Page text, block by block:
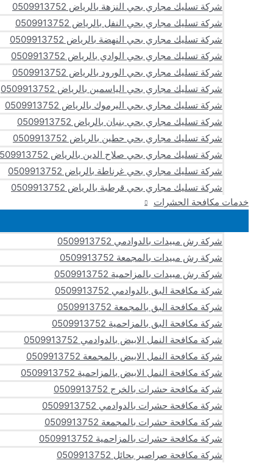
شركة تسليك مجاري بحي النزهة بالرياض 0509913752
شركة تسليك مجاري بحي النفل بالرياض 0509913752
شركة تسليك مجاري بحي النهضة بالرياض 0509913752
شركة تسليك مجاري بحي الوادي بالرياض 0509913752
شركة تسليك مجاري بحي الورود بالرياض 0509913752
شركة تسليك مجاري بحي الياسمين بالرياض 0509913752
شركة تسليك مجاري بحي اليرموك بالرياض 0509913752
شركة تسليك مجاري بحي بنبان بالرياض 0509913752
شركة تسليك مجاري بحي حطين بالرياض 0509913752
شركة تسليك مجاري بحي صلاح الدين بالرياض 0509913752
شركة تسليك مجاري بحي غرناطة بالرياض 0509913752
شركة تسليك مجاري بحي قرطبة بالرياض 0509913752
خدمات مكافحة الحشرات
شركة رش مبيدات بالدوادمي 0509913752
شركة رش مبيدات بالمجمعة 0509913752
شركة رش مبيدات بالمزاحمية 0509913752
شركة مكافحة البق بالدوادمي 0509913752
شركة مكافحة البق بالمجمعة 0509913752
شركة مكافحة البق بالمزاحمية 0509913752
شركة مكافحة النمل الابيض بالدوادمي 0509913752
شركة مكافحة النمل الابيض بالمجمعة 0509913752
شركة مكافحة النمل الابيض بالمزاحمية 0509913752
شركة مكافحة حشرات بالخرج 0509913752
شركة مكافحة حشرات بالدوادمي 0509913752
شركة مكافحة حشرات بالمجمعة 0509913752
شركة مكافحة حشرات بالمزاحمية 0509913752
شركة مكافحة صراصير بحائل 0509913752